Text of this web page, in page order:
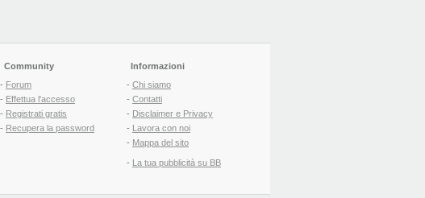
Community
- Forum
- Effettua l'accesso
- Registrati gratis
- Recupera la password
Informazioni
- Chi siamo
- Contatti
- Disclaimer e Privacy
- Lavora con noi
- Mappa del sito
- La tua pubblicità su BB